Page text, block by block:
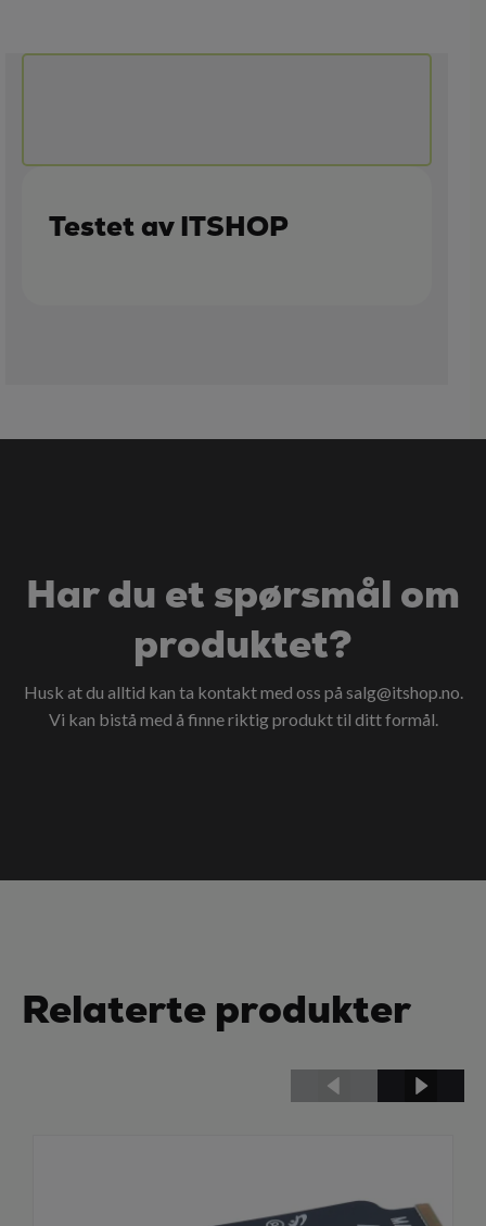
Testet av ITSHOP
Har du et spørsmål om
produktet?
Husk at du alltid kan ta kontakt med oss på salg@itshop.no.
Vi kan bistå med å finne riktig produkt til ditt formål.
Relaterte produkter